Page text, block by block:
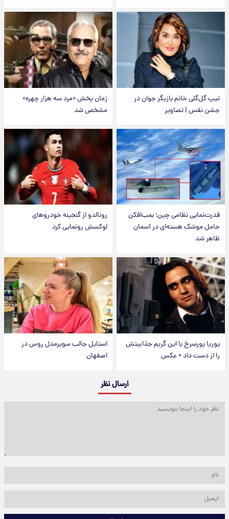
تیپ گل‌گلی خانم بازیگر جوان در
جشن نفس | تصاویر
زمان پخش «مرد سه هزار چهره»
مشخص شد
قدرت‌نمایی نظامی چین؛ بمب‌افکن
حامل موشک هسته‌ای در آسمان
ظاهر شد
رونالدو از گنجینه خودروهای
لوکسش رونمایی کرد
پوریا پورسرخ با این گریم جذابیتش
را از دست داد + عکس
استایل جالب سوپرمدل روس در
اصفهان
ارسال نظر